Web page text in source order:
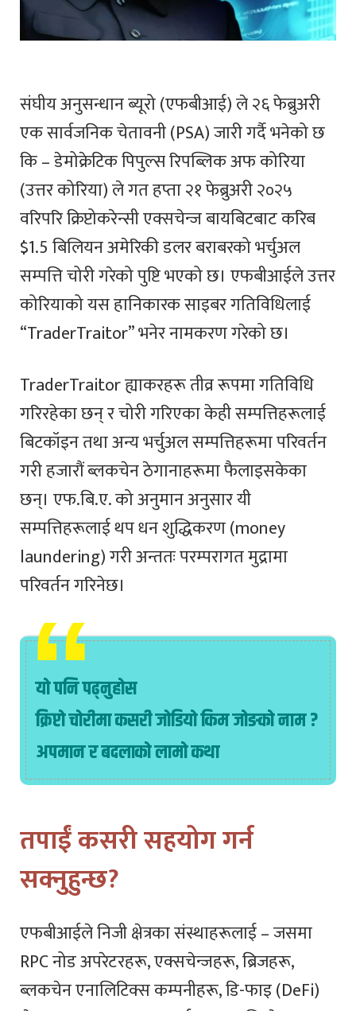
संघीय अनुसन्धान ब्यूरो (एफबीआई) ले २६ फेब्रुअरी
एक सार्वजनिक चेतावनी (PSA) जारी गर्दै भनेको छ
कि – डेमोक्रेटिक पिपुल्स रिपब्लिक अफ कोरिया
(उत्तर कोरिया) ले गत हप्ता २१ फेब्रुअरी २०२५
वरिपरि क्रिप्टोकरेन्सी एक्सचेन्ज बायबिटबाट करिब
$1.5 बिलियन अमेरिकी डलर बराबरको भर्चुअल
सम्पत्ति चोरी गरेको पुष्टि भएको छ। एफबीआईले उत्तर
कोरियाको यस हानिकारक साइबर गतिविधिलाई
“TraderTraitor” भनेर नामकरण गरेको छ।
TraderTraitor ह्याकरहरू तीव्र रूपमा गतिविधि
गरिरहेका छन् र चोरी गरिएका केही सम्पत्तिहरूलाई
बिटकॉइन तथा अन्य भर्चुअल सम्पत्तिहरूमा परिवर्तन
गरी हजारौं ब्लकचेन ठेगानाहरूमा फैलाइसकेका
छन्। एफ.बि.ए. को अनुमान अनुसार यी
सम्पत्तिहरूलाई थप धन शुद्धिकरण (money
laundering) गरी अन्ततः परम्परागत मुद्रामा
परिवर्तन गरिनेछ।
यो पनि पढ्नुहोस
क्रिप्टो चोरीमा कसरी जोडियो किम जोङको नाम ?
अपमान र बदलाको लामो कथा
तपाईं कसरी सहयोग गर्न
सक्नुहुन्छ?
एफबीआईले निजी क्षेत्रका संस्थाहरूलाई – जसमा
RPC नोड अपरेटरहरू, एक्सचेन्जहरू, ब्रिजहरू,
ब्लकचेन एनालिटिक्स कम्पनीहरू, डि-फाइ (DeFi)